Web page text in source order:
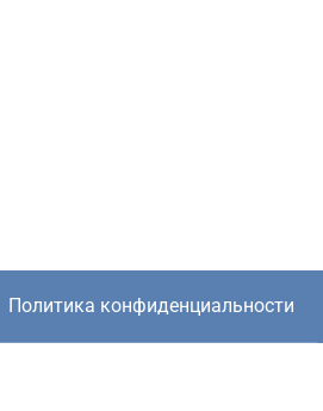
Политика конфиденциальности